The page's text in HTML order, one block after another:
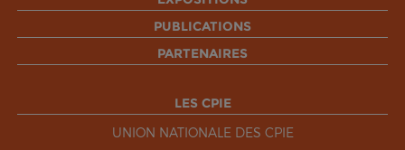
PUBLICATIONS
PARTENAIRES
LES CPIE
UNION NATIONALE DES CPIE